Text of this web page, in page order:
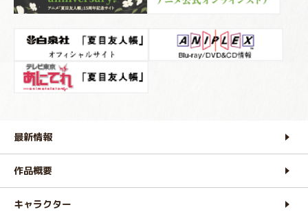
最新情報
作品概要
キャラクター